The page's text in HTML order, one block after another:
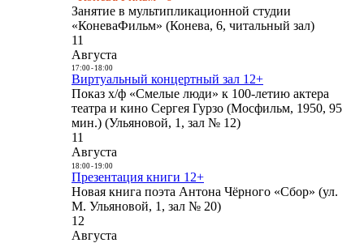
Занятие в мультипликационной студии
«КоневаФильм» (Конева, 6, читальный зал)
11
Августа
17:00- 18:00
Виртуальный концертный зал 12+
Показ х/ф «Смелые люди» к 100-летию актера
театра и кино Сергея Гурзо (Мосфильм, 1950, 95
мин.) (Ульяновой, 1, зал № 12)
11
Августа
18:00- 19:00
Презентация книги 12+
Новая книга поэта Антона Чёрного «Сбор» (ул.
М. Ульяновой, 1, зал № 20)
12
Августа